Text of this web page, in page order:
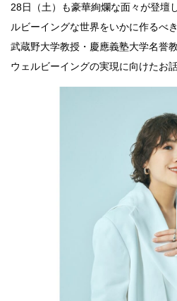
28日（土）も豪華絢爛な面々が登壇
ルビーイングな世界をいかに作るべ
武蔵野大学教授・慶應義塾大学名誉
ウェルビーイングの実現に向けたお